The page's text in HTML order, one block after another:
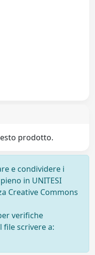
prodotto.
e condividere i
in UNITESI
Creative Commons
verifiche
scrivere a: